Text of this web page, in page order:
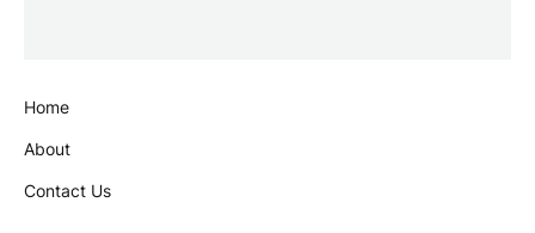
Home
About
Contact Us